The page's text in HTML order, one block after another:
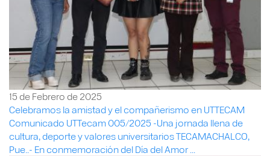
15 de Febrero de 2025
Celebramos la amistad y el compañerismo en UTTECAM
Comunicado UTTecam 005/2025 -Una jornada llena de
cultura, deporte y valores universitarios TECAMACHALCO,
Pue..- En conmemoración del Día del Amor ...